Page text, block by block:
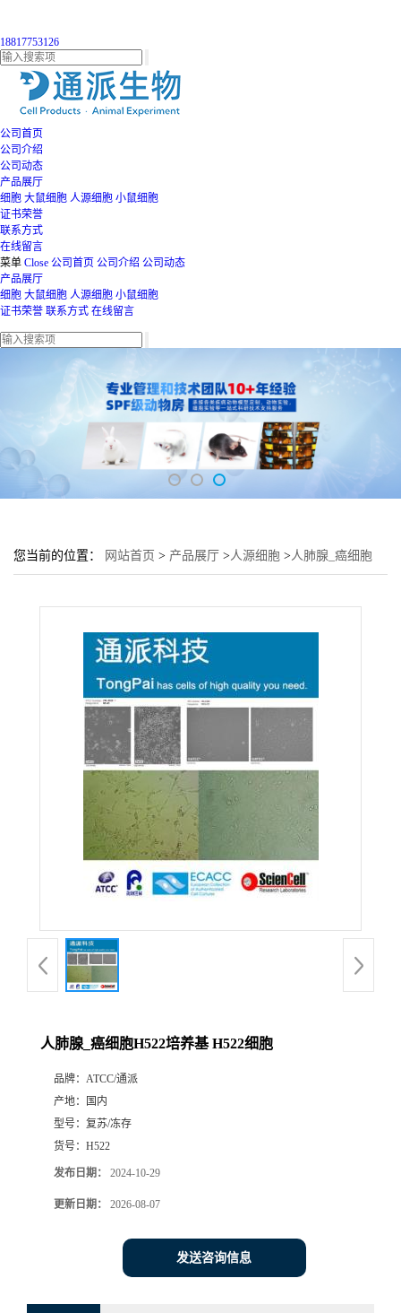
18817753126
公司首页
公司介绍
公司动态
产品展厅
细胞 大鼠细胞 人源细胞 小鼠细胞
证书荣誉
联系方式
在线留言
菜单 Close 公司首页 公司介绍 公司动态
产品展厅
细胞 大鼠细胞 人源细胞 小鼠细胞
证书荣誉 联系方式 在线留言
您当前的位置： 网站首页 > 产品展厅 >人源细胞 >人肺腺_癌细胞
人肺腺_癌细胞H522培养基 H522细胞
品牌： ATCC/通派
产地：
国内
型号： 复苏/冻存
货号： H522
发布日期： 2024-10-29
更新日期： 2026-08-07
发送咨询信息